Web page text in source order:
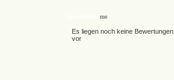
Es liegen noch keine Bewertungen
vor